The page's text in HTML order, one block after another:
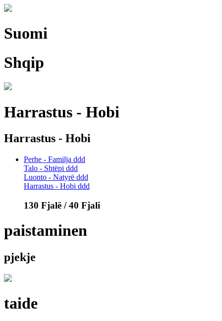
Suomi
Shqip
Harrastus - Hobi
Harrastus - Hobi
Perhe - Familja ddd
Talo - Shtëpi ddd
Luonto - Natyrë ddd
Harrastus - Hobi ddd
130 Fjalë / 40 Fjali
paistaminen
pjekje
taide